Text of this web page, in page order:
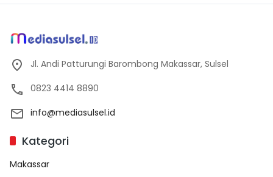
Jl. Andi Patturungi Barombong Makassar, Sulsel
0823 4414 8890
info@mediasulsel.id
Kategori
Makassar